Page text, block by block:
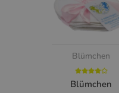
Blümchen
Blümchen